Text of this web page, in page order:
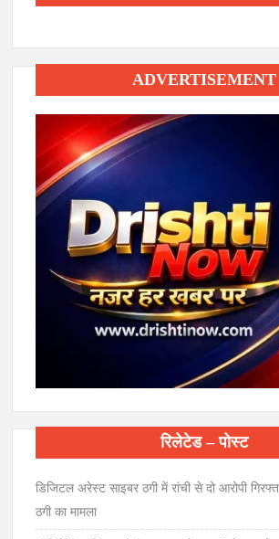
ADVERTISEMENT
रिलेटेड – पोस्ट
डिजिटल अरेस्ट साइबर ठगी में रांची से दो आरोपी
ठगी का मामला